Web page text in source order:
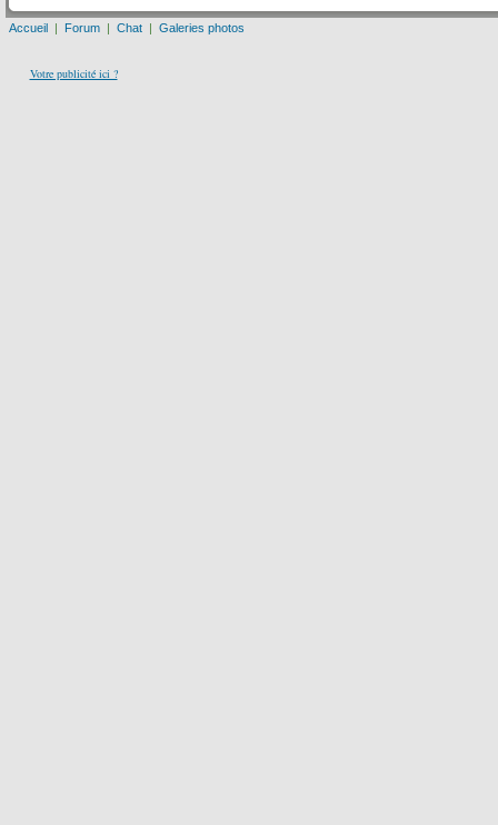
Accueil | Forum | Chat | Galeries photos
Votre publicité ici ?